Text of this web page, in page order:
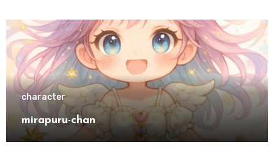
character
mirapuru-chan